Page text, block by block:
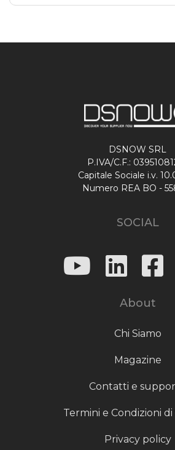
DSNOW SRL
P.IVA/C.F.:
Capitale Sociale i.v.
Numero REA BO -
SOCIAL
About
Chi Siamo
Magazine
Contatti e
Termini e Condizioni di
Privacy policy